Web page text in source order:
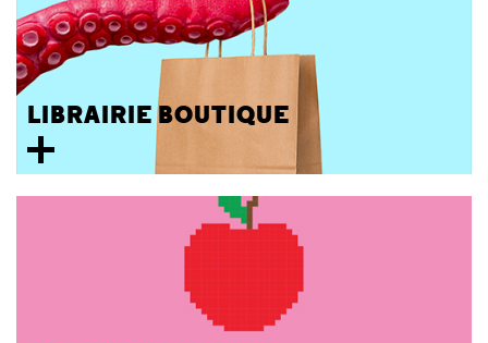
LIBRAIRIE BOUTIQUE